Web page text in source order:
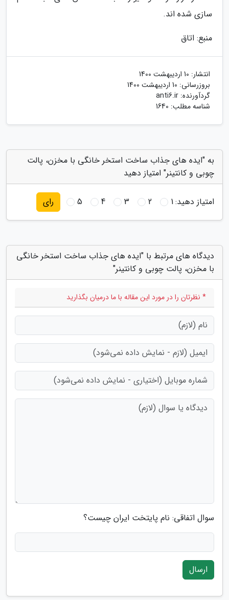
سازی شده اند.
منبع: اتاق
انتشار: 10 اردیبهشت 1400
بروزرسانی: 10 اردیبهشت 1400
گردآورنده: anti6.ir
شناسه مطلب: 1640
به "ایده های جذاب ساخت استخر خانگی با مخزن، پالت
چوبی و کانتینر" امتیاز دهید
امتیاز دهید:1
2
3
4
5 رای
دیدگاه های مرتبط با "ایده های جذاب ساخت استخر خانگی
با مخزن، پالت چوبی و کانتینر"
* نظرتان را در مورد این مقاله با ما درمیان بگذارید
سوال اتفاقی: نام پایتخت ایران چیست؟
ارسال